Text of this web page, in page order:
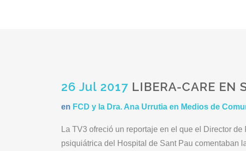
26 Jul 2017 LIBERA-CARE EN
en FCD y la Dra. Ana Urrutia en Medios de
La TV3 ofreció un reportaje en el que el Director
psiquiátrica del Hospital de Sant Pau comentaban